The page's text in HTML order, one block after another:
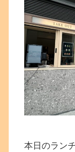
本日のラン